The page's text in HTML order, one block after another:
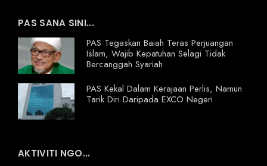
PAS SANA SINI...
PAS Tegaskan Baiah Teras Perjuangan
Islam, Wajib Kepatuhan Selagi Tidak
Bercanggah Syariah
PAS Kekal Dalam Kerajaan Perlis, Namun
Tarik Diri Daripada EXCO Negeri
AKTIVITI NGO...